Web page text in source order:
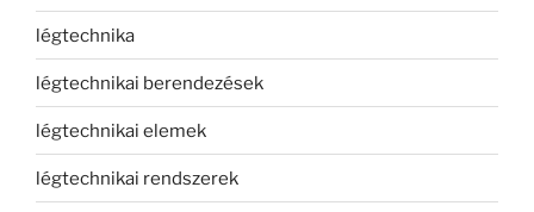
légtechnika
légtechnikai berendezések
légtechnikai elemek
légtechnikai rendszerek